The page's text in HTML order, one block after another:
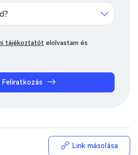
tájékoztatót elolvastam és
Feliratkozás
Link másolása